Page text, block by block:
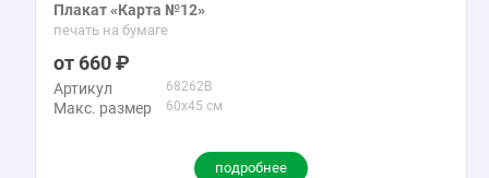
Плакат «Карта №12»
печать на бумаге
660
Артикул 68262B
Макс. размер 60x45 см
подробнее